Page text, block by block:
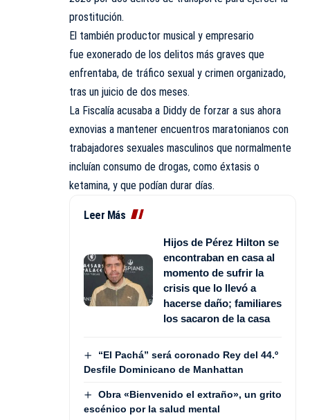
prostitución.
El también productor musical y empresario
fue exonerado de los delitos más graves que
enfrentaba, de tráfico sexual y crimen organizado,
tras un juicio de dos meses.
La Fiscalía acusaba a Diddy de forzar a sus ahora
exnovias a mantener encuentros maratonianos con
trabajadores sexuales masculinos que normalmente
incluían consumo de drogas, como éxtasis o
ketamina, y que podían durar días.
Leer Más
Hijos de Pérez Hilton se
encontraban en casa al
momento de sufrir la
crisis que lo llevó a
hacerse daño; familiares
los sacaron de la casa
“El Pachá” será coronado Rey del 44.º
Desfile Dominicano de Manhattan
Obra «Bienvenido el extraño», un grito
escénico por la salud mental